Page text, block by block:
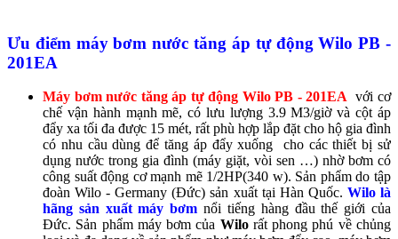
Ưu điểm máy bơm nước tăng áp tự độngWilo PB -
201EA
Máy bơm nước tăng áp tự động Wilo PB - 201EA với cơ
chế vận hành mạnh mẽ, có lưu lượng 3.9 M3/giờ và cột áp
đẩy xa tối đa được 15 mét, rất phù hợp lắp đặt cho hộ gia đình
có nhu cầu dùng để tăng áp đẩy xuống cho các thiết bị sử
dụng nước trong gia đình (máy giặt, vòi sen …) nhờ bơm có
công suất động cơ mạnh mẽ 1/2HP(340 w). Sản phẩm do tập
đoàn Wilo - Germany (Đức) sản xuất tại Hàn Quốc. Wilo là
hãng sản xuất máy bơm nổi tiếng hàng đầu thế giới của
Đức. Sản phẩm máy bơm của Wilorất phong phú về chủng